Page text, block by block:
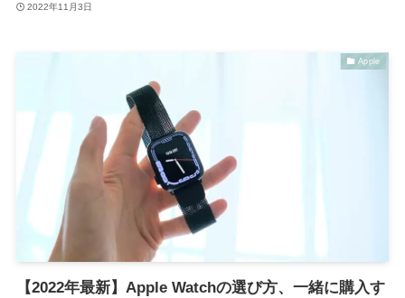
2022年11月3日
Apple
【2022年最新】Apple Watchの選び方、一緒に購入す